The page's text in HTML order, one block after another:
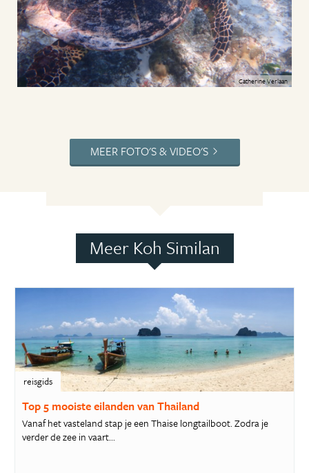
Catherine Verlaan
MEER FOTO'S & VIDEO'S
Meer Koh Similan
reisgids
Top 5 mooiste eilanden van Thailand
Vanaf het vasteland stap je een Thaise longtailboot. Zodra je
verder de zee in vaart...